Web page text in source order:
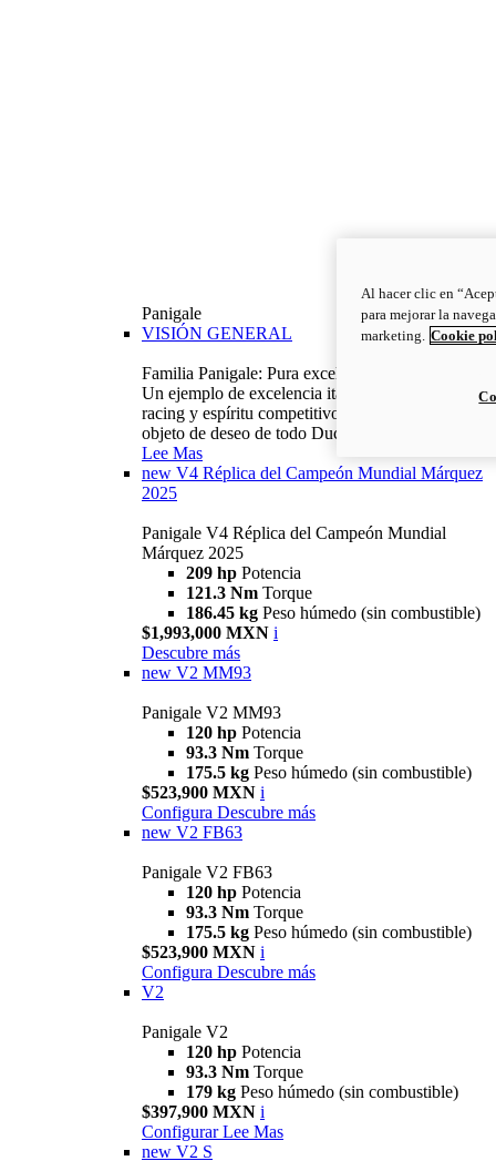
Panigale
VISIÓN GENERAL
Familia Panigale: Pura excelencia italiana.
Un ejemplo de excelencia italiana, con ADN
racing y espíritu competitivo: la Panigale es el
objeto de deseo de todo Ducatista.
Lee Mas
new V4 Réplica del Campeón Mundial Márquez
2025
Panigale V4 Réplica del Campeón Mundial
Márquez 2025
209 hp Potencia
121.3 Nm Torque
186.45 kg Peso húmedo (sin combustible)
$1,993,000 MXN i
Descubre más
new V2 MM93
Panigale V2 MM93
120 hp Potencia
93.3 Nm Torque
175.5 kg Peso húmedo (sin combustible)
$523,900 MXN i
Configura Descubre más
new V2 FB63
Panigale V2 FB63
120 hp Potencia
93.3 Nm Torque
175.5 kg Peso húmedo (sin combustible)
$523,900 MXN i
Configura Descubre más
V2
Panigale V2
120 hp Potencia
93.3 Nm Torque
179 kg Peso húmedo (sin combustible)
$397,900 MXN i
Configurar Lee Mas
new V2 S
Al hacer clic en
para mejorar la
marketing. Cookie